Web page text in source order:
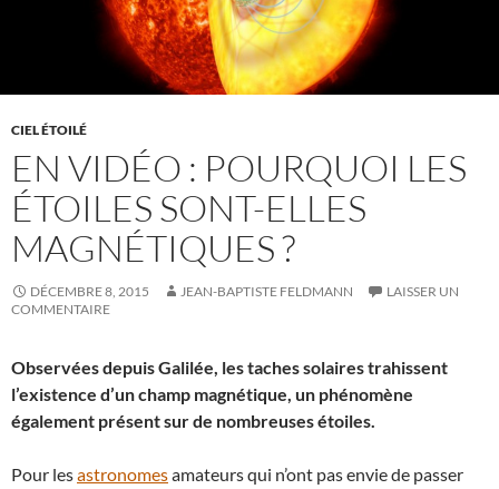
CIEL ÉTOILÉ
EN VIDÉO : POURQUOI LES
ÉTOILES SONT-ELLES
MAGNÉTIQUES ?
DÉCEMBRE 8, 2015 JEAN-BAPTISTE FELDMANN
LAISSER UN
COMMENTAIRE
Observées depuis Galilée, les taches solaires trahissent
l’existence d’un champ magnétique, un phénomène
également présent sur de nombreuses étoiles.
Pour lesastronomesamateurs qui n’ont pas envie de passer